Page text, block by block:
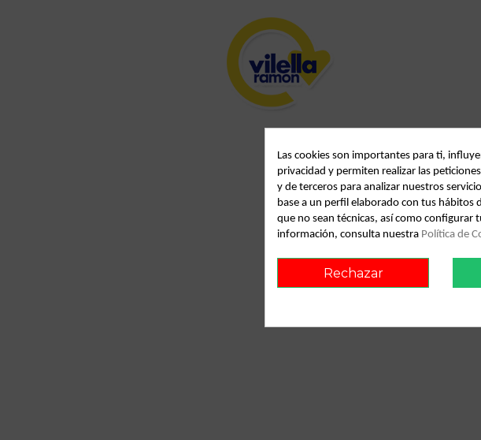
Las cookies son importantes para ti,
privacidad y permiten realizar las
y de terceros para analizar nuestros
base a un perfil elaborado con tus hábitos
que no sean técnicas, así como
información, consulta nuestra Política de
Rechazar